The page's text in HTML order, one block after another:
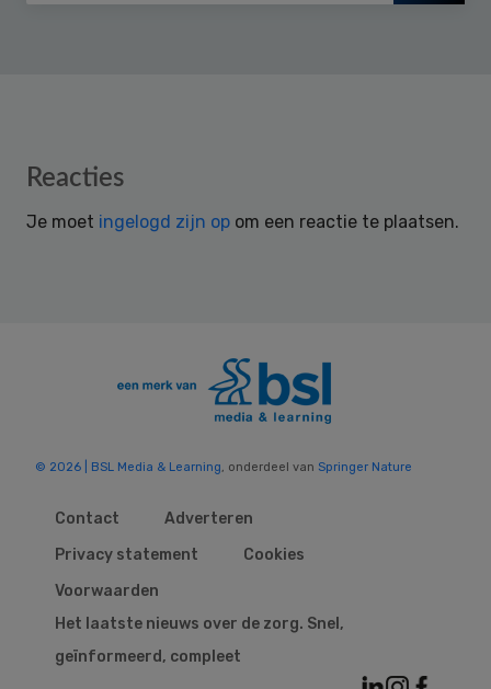
Reader
Reacties
Je moet ingelogd zijn op om een reactie te plaatsen.
© 2026 | BSL Media & Learning , onderdeel van Springer Nature
Contact
Adverteren
Privacy statement
Cookies
Voorwaarden
Het laatste nieuws over de zorg. Snel,
geïnformeerd, compleet